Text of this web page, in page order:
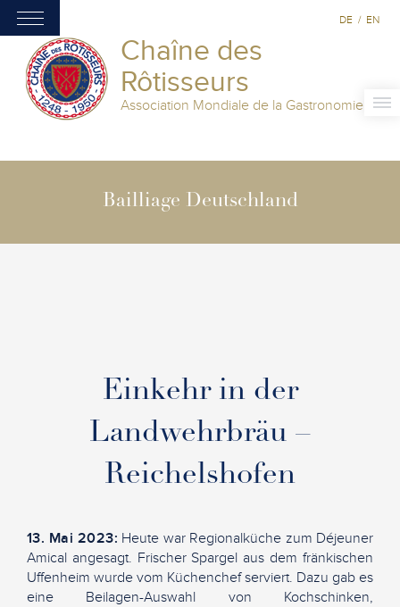
Chaîne des
Rôtisseurs
Association Mondiale de la Gastronomie
DE / EN
Bailliage Deutschland
Einkehr in der
Landwehrbräu –
Reichelshofen
13. Mai 2023: Heute war Regionalküche zum Déjeuner
Amical angesagt. Frischer Spargel aus dem fränkischen
Uffenheim wurde vom Küchenchef serviert. Dazu gab es
eine Beilagen-Auswahl von Kochschinken,